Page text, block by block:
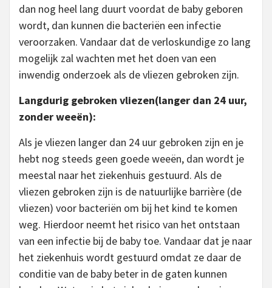
dan nog heel lang duurt voordat de baby geboren
wordt, dan kunnen die bacteriën een infectie
veroorzaken. Vandaar dat de verloskundige zo lang
mogelijk zal wachten met het doen van een
inwendig onderzoek als de vliezen gebroken zijn.
Langdurig gebroken vliezen(langer dan 24 uur,
zonder weeën):
Als je vliezen langer dan 24 uur gebroken zijn en je
hebt nog steeds geen goede weeën, dan wordt je
meestal naar het ziekenhuis gestuurd. Als de
vliezen gebroken zijn is de natuurlijke barrière (de
vliezen) voor bacteriën om bij het kind te komen
weg. Hierdoor neemt het risico van het ontstaan
van een infectie bij de baby toe. Vandaar dat je naar
het ziekenhuis wordt gestuurd omdat ze daar de
conditie van de baby beter in de gaten kunnen